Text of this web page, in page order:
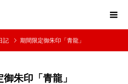
記 期間限定御朱印「青龍」
朱印「青龍」